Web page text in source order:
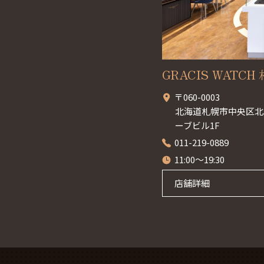
GRACIS WATCH
〒060-0003
北海道札幌市中央区
ーブビル1F
011-219-0889
11:00～19:30
店舗詳細